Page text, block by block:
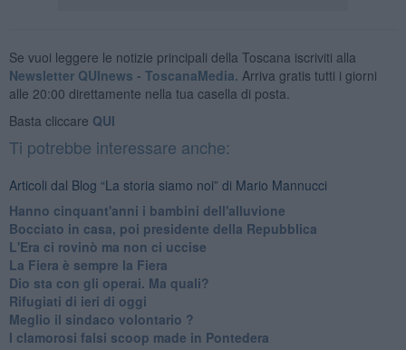
Se vuoi leggere le notizie principali della Toscana iscriviti alla
Newsletter QUInews - ToscanaMedia. Arriva gratis tutti i giorni
alle 20:00 direttamente nella tua casella di posta.
Basta cliccare QUI
Ti potrebbe interessare anche:
Articoli dal Blog “La storia siamo noi” di Mario Mannucci
Hanno cinquant'anni i bambini dell'alluvione
​Bocciato in casa, poi presidente della Repubblica
​L'Era ci rovinò ma non ci uccise
​La Fiera è sempre la Fiera
​Dio sta con gli operai. Ma quali?
​Rifugiati di ieri di oggi
​Meglio il sindaco volontario ?
​I clamorosi falsi scoop made in Pontedera